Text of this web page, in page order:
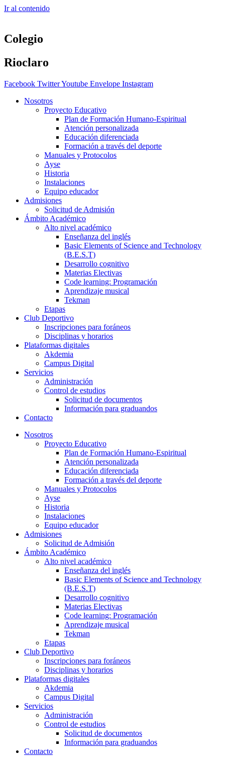
Ir al contenido
Colegio
Rioclaro
Facebook TwitterYoutube Envelope Instagram
Nosotros
Proyecto Educativo
Plan de Formación Humano-Espiritual
Atención personalizada
Educación diferenciada
Formación a través del deporte
Manuales y Protocolos
Ayse
Historia
Instalaciones
Equipo educador
Admisiones
Solicitud de Admisión
Ámbito Académico
Alto nivel académico
Enseñanza del inglés
Basic Elements of Science and Technology
(B.E.S.T)
Desarrollo cognitivo
Materias Electivas
Code learning: Programación
Aprendizaje musical
Tekman
Etapas
Club Deportivo
Inscripciones para foráneos
Disciplinas y horarios
Plataformas digitales
Akdemia
Campus Digital
Servicios
Administración
Control de estudios
Solicitud de documentos
Información para graduandos
Contacto
Nosotros
Proyecto Educativo
Plan de Formación Humano-Espiritual
Atención personalizada
Educación diferenciada
Formación a través del deporte
Manuales y Protocolos
Ayse
Historia
Instalaciones
Equipo educador
Admisiones
Solicitud de Admisión
Ámbito Académico
Alto nivel académico
Enseñanza del inglés
Basic Elements of Science and Technology
(B.E.S.T)
Desarrollo cognitivo
Materias Electivas
Code learning: Programación
Aprendizaje musical
Tekman
Etapas
Club Deportivo
Inscripciones para foráneos
Disciplinas y horarios
Plataformas digitales
Akdemia
Campus Digital
Servicios
Administración
Control de estudios
Solicitud de documentos
Información para graduandos
Contacto